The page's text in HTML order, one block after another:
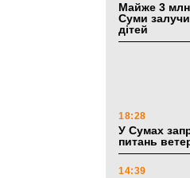
Майже 3 млн
Суми
дітей
18:28
У Сумах
питань
14:39